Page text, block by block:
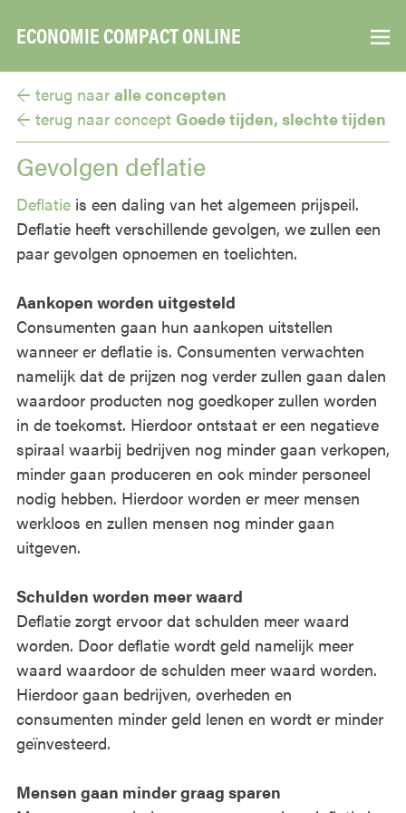
ECONOMIE COMPACT ONLINE ▼
← terug naar alle concepten
← terug naar concept Goede tijden, slechte tijden
Gevolgen deflatie
Deflatie is een daling van het algemeen prijspeil.
Deflatie heeft verschillende gevolgen, we zullen een
paar gevolgen opnoemen en toelichten.
Aankopen worden uitgesteld
Consumenten gaan hun aankopen uitstellen
wanneer er deflatie is. Consumenten verwachten
namelijk dat de prijzen nog verder zullen gaan dalen
waardoor producten nog goedkoper zullen worden
in de toekomst. Hierdoor ontstaat er een negatieve
spiraal waarbij bedrijven nog minder gaan verkopen,
minder gaan produceren en ook minder personeel
nodig hebben. Hierdoor worden er meer mensen
werkloos en zullen mensen nog minder gaan
uitgeven.
Schulden worden meer waard
Deflatie zorgt ervoor dat schulden meer waard
worden. Door deflatie wordt geld namelijk meer
waard waardoor de schulden meer waard worden.
Hierdoor gaan bedrijven, overheden en
consumenten minder geld lenen en wordt er minder
geïnvesteerd.
Mensen gaan minder graag sparen